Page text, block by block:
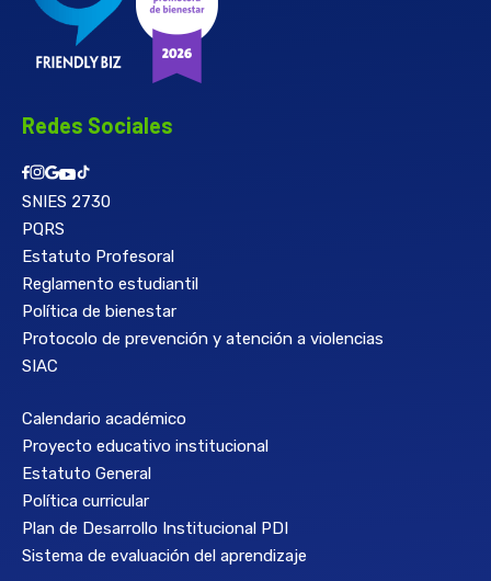
Redes Sociales
SNIES 2730
PQRS
Estatuto Profesoral
Reglamento estudiantil
Política de bienestar
Protocolo de prevención y atención a violencias
SIAC
Calendario académico
Proyecto educativo institucional
Estatuto General
Política curricular
Plan de Desarrollo Institucional PDI
Sistema de evaluación del aprendizaje